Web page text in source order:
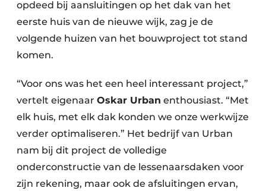
opdeed bij aansluitingen op het dak van het
eerste huis van de nieuwe wijk, zag je de
volgende huizen van het bouwproject tot stand
komen.
“Voor ons was het een heel interessant project,”
vertelt eigenaar Oskar Urban enthousiast. “Met
elk huis, met elk dak konden we onze werkwijze
verder optimaliseren.” Het bedrijf van Urban
nam bij dit project de volledige
onderconstructie van de lessenaarsdaken voor
zijn rekening, maar ook de afsluitingen ervan,